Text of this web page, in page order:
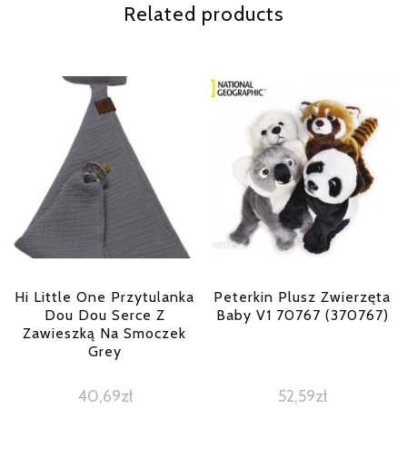
Related products
Hi Little One Przytulanka
Dou Dou Serce Z
Zawieszką Na Smoczek
Grey
40,69zł
Peterkin Plusz Zwierzęta
Baby V1 70767 (370767)
52,59zł